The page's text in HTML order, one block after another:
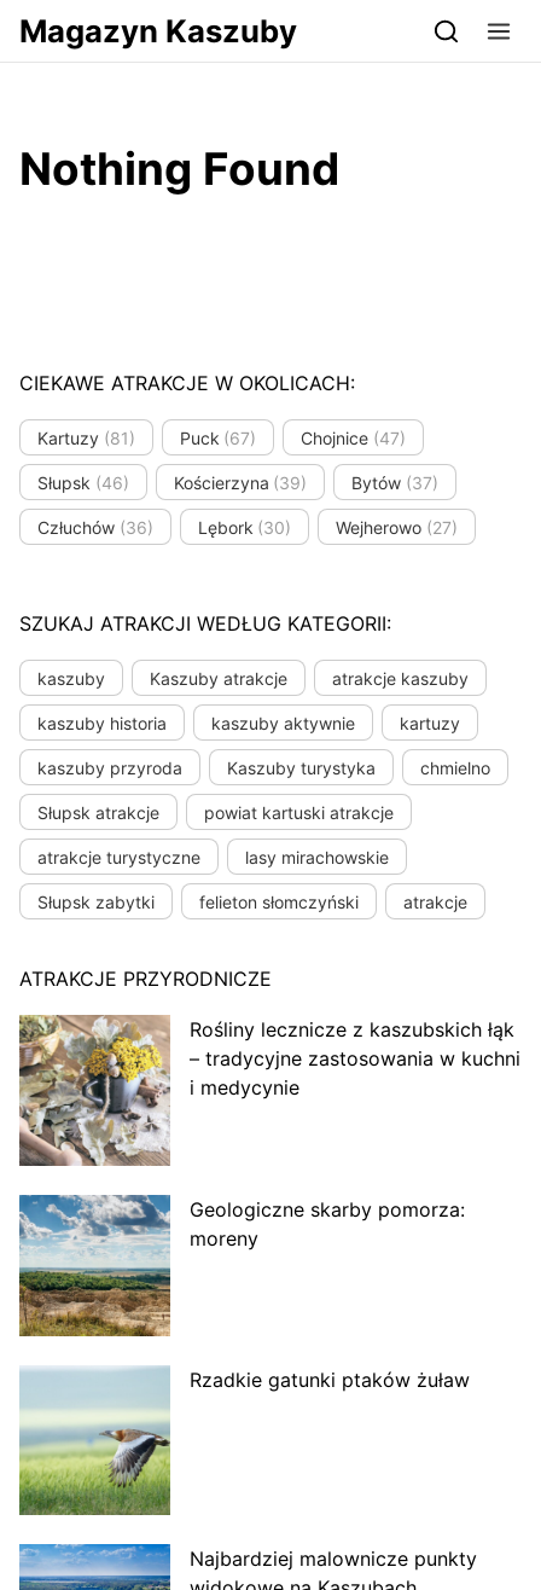
Przejdź do serwisu magazynkaszuby.pl
Magazyn Kaszuby
Nothing Found
CIEKAWE ATRAKCJE W OKOLICACH:
Kartuzy (81) Puck (67) Chojnice (47)
Słupsk (46) Kościerzyna (39) Bytów (37)
Człuchów (36) Lębork (30) Wejherowo (27)
SZUKAJ ATRAKCJI WEDŁUG KATEGORII:
kaszuby Kaszuby atrakcje atrakcje kaszuby
kaszuby historia kaszuby aktywnie kartuzy
kaszuby przyroda Kaszuby turystyka chmielno
Słupsk atrakcje powiat kartuski atrakcje
atrakcje turystyczne lasy mirachowskie
Słupsk zabytki felieton słomczyński atrakcje
ATRAKCJE PRZYRODNICZE
Rośliny lecznicze z kaszubskich łąk
– tradycyjne zastosowania w kuchni
i medycynie
Geologiczne skarby pomorza:
moreny
Rzadkie gatunki ptaków żuław
Najbardziej malownicze punkty